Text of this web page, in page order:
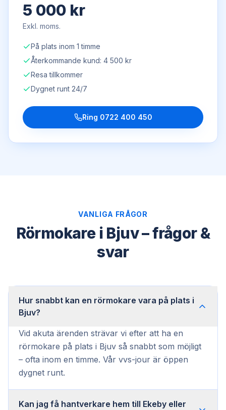
5 000 kr
Exkl. moms.
På plats inom 1 timme
Återkommande kund: 4 500 kr
Resa tillkommer
Dygnet runt 24/7
Ring 0722 400 450
VANLIGA FRÅGOR
Rörmokare i Bjuv – frågor &
svar
Hur snabbt kan en rörmokare vara på plats i
Bjuv?
Vid akuta ärenden strävar vi efter att ha en
rörmokare på plats i Bjuv så snabbt som möjligt
– ofta inom en timme. Vår vvs-jour är öppen
dygnet runt.
Kan jag få hantverkare hem till Ekeby eller